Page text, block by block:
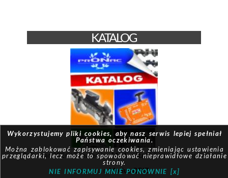
KATALOG
© Pronac 2026 | Created by:Modus-it.pl| System pracuje w
oparciu oModus QBIZ
Wykorzystujemy pliki cookies, aby nasz serwis lepiej spełniał
Państwa oczekiwania.
Można zablokować zapisywanie cookies, zmieniając ustawienia
przeglądarki, lecz może to spowodować nieprawidłowe działanie
strony.
NIE INFORMUJ MNIE PONOWNIE [x]